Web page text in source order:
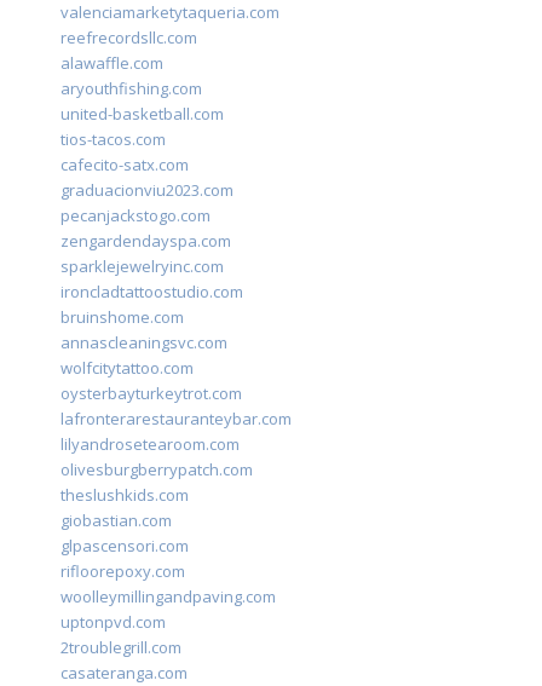
valenciamarketytaqueria.com
reefrecordsllc.com
alawaffle.com
aryouthfishing.com
united-basketball.com
tios-tacos.com
cafecito-satx.com
graduacionviu2023.com
pecanjackstogo.com
zengardendayspa.com
sparklejewelryinc.com
ironcladtattoostudio.com
bruinshome.com
annascleaningsvc.com
wolfcitytattoo.com
oysterbayturkeytrot.com
lafronterarestauranteybar.com
lilyandrosetearoom.com
olivesburgberrypatch.com
theslushkids.com
giobastian.com
glpascensori.com
rifloorepoxy.com
woolleymillingandpaving.com
uptonpvd.com
2troublegrill.com
casateranga.com